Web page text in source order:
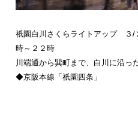
祇園白川さくらライトアップ ３
時～２２時
川端通から巽町まで、白川に沿っ
◆京阪本線「祇園四条」